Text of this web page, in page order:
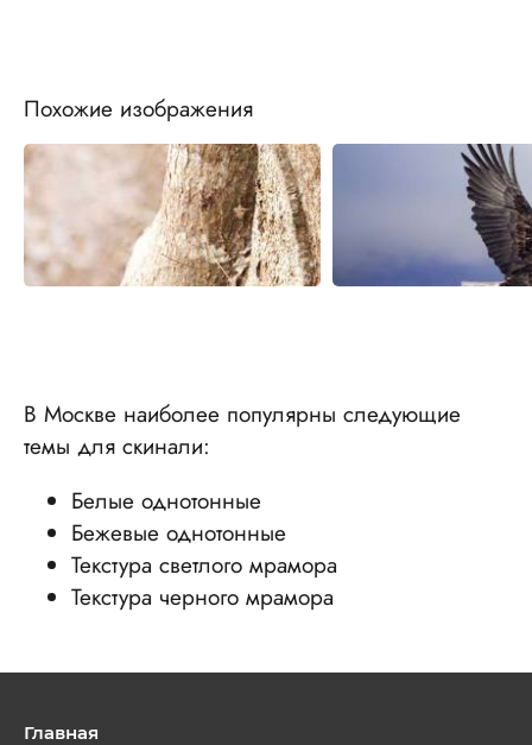
Похожие изображения
В Москве наиболее популярны следующие
темы для скинали:
Белые однотонные
Бежевые однотонные
Текстура светлого мрамора
Текстура черного мрамора
Главная